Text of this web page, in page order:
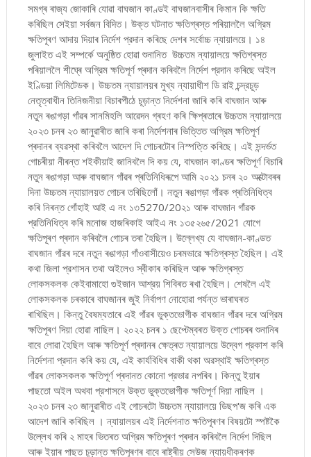
সমগ্ৰ ৰাজ্য জোকাৰি যোৱা বাঘজান কাণ্ড‌ই বাঘজানবাসীৰ কিমান কি ক্ষতি
কৰিছিল সেইয়া সৰ্বজন বিদিত। উক্ত ঘটনাত ক্ষতিগ্ৰস্ত পৰিয়াললৈ অগ্রিম
ক্ষতিপূৰণ আদায় দিয়াৰ নির্দেশ প্রদান কৰিছে দেশৰ সৰ্বোচ্চ ন্যায়ালয়ে। ১৪
জুলাইত এই সম্পর্কে অনুষ্ঠিত হোৱা শুনানিত উচ্চতম ন্যায়ালয়ে ক্ষতিগ্ৰস্ত
পৰিয়াললৈ শীঘ্ৰে অগ্রিম ক্ষতিপূৰ্ণ প্ৰদান কৰিবলৈ নিৰ্দেশ প্রদান কৰিছে অইল
ইণ্ডিয়া লিমিটেডক। উচ্চতম ন্যায়ালয়ৰ মুখ্য ন্যায়াধীশ ডি ৱাই চন্দ্রচূড়
নেতৃত্বাধীন তিনিজনীয়া বিচাৰপীঠে চূড়ান্ত নিৰ্দেশনা জাৰি কৰি বাঘজান আৰু
নতুন ৰঙাগড়া গাঁৱৰ সানমিহলি আৱেদন গ্ৰহণ কৰি ক্ষিপ্ৰতাৰে উচ্চতম ন্যায়ালয়ে
২০২৩ চনৰ ২৩ জানুৱাৰীত জাৰি কৰা নিৰ্দেশনাৰ ভিত্তিত অগ্রিম ক্ষতিপূৰ্ণ
প্ৰদানৰ ব্যৱস্থা কৰিবলৈ আদেশ দি গোচৰটোৰ নিস্পত্তি কৰিছে। এই সন্দৰ্ভত
গোচৰীয়া নীৰন্ত শ‍ইকীয়াই জানিবলৈ দি কয় যে, বাঘজান কাণ্ডৰ ক্ষতিপূৰ্ণ বিচাৰি
নতুন ৰঙাগড়া আৰু বাঘজান গাঁৱৰ প্ৰতিনিধিৰূপে আমি ২০২১ চনৰ ২০ অক্টোবৰৰ
দিনা উচ্চতম ন্যায়ালয়ত গোচৰ তৰিছিলোঁ। নতুন ৰঙাগড়া গাঁৱক প্ৰতিনিধিত্ব
কৰি নিৰন্ত গোঁহাই আই এ নং ১৩5270/20২১ আৰু বাঘজান গাঁৱক
প্রতিনিধিত্ব কৰি মনোজ হাজৰিকাই আইএ নং ১৩৫২৬৫/2021 যোগে
ক্ষতিপূৰণ প্ৰদান কৰিবলৈ গোচৰ তৰা হৈছিল। উল্লেখ্য যে বাঘজান-কাণ্ডত
বাঘজান গাঁৱৰ দৰে নতুন ৰঙাগড়া গাঁওবাসীয়েও চৰমভাৱে ক্ষতিগ্ৰস্ত হৈছিল। এই
কথা জিলা প্রশাসন তথা অইলেও স্বীকাৰ কৰিছিল আৰু ক্ষতিগ্ৰস্ত
লোকসকলক কেইবামাহো গুইজান আশ্রয় শিবিৰত ৰখা হৈছিল। শেষলৈ এই
লোকসকলক চৰকাৰে বাঘজানৰ জুই নির্বাপণ নোহোৱা পৰ্যন্ত ভাৰাঘৰত
ৰাখিছিল। কিন্তু বৈষম্যতাৰে এই গাঁৱৰ ভুক্তভোগীক বাঘজান গাঁৱৰ দৰে অগ্রিম
ক্ষতিপূৰণ দিয়া হোৱা নাছিল। ২০২২ চনৰ ১ ছেপ্টেম্বৰত উক্ত গোচৰৰ শুনানিৰ
বাবে লোৱা হৈছিল আৰু ক্ষতিপূৰ্ণ প্ৰদানৰ ক্ষেত্ৰত ন্যায়ালয়ে উদ্বেগ প্রকাশ কৰি
নিৰ্দেশনা প্রদান কৰি কয় যে, এই কাৰ্যবিধিৰ বাকী থকা অৱস্থাই ক্ষতিগ্ৰস্ত
গাঁৱৰ লোকসকলক ক্ষতিপূৰ্ণ প্ৰদানত কোনো প্রভাৱ নপৰিব। কিন্তু ইয়াৰ
পাছতো অইল অথবা প্রশাসনে উক্ত ভুক্তভোগীক ক্ষতিপূৰ্ণ দিয়া নাছিল ।
২০২৩ চনৰ ২৩ জানুৱাৰীত এই গোচৰটো উচ্চতম ন্যায়ালয়ে ডিছপ'জ কৰি এক
আদেশ জাৰি কৰিছিল । ন্যায়ালয়ৰ এই নিৰ্দেশনাত ক্ষতিপূৰণৰ বিষয়টো স্পষ্টকৈ
উল্লেখ কৰি ২ মাহৰ ভিতৰত অগ্রিম ক্ষতিপূৰণ প্ৰদান কৰিবলৈ নিৰ্দেশ দিছিল
আৰু ইয়াৰ পাছত চূড়ান্ত ক্ষতিপূৰণৰ বাবে ৰাষ্ট্ৰীয় সেউজ ন্যায়ধীকৰণক